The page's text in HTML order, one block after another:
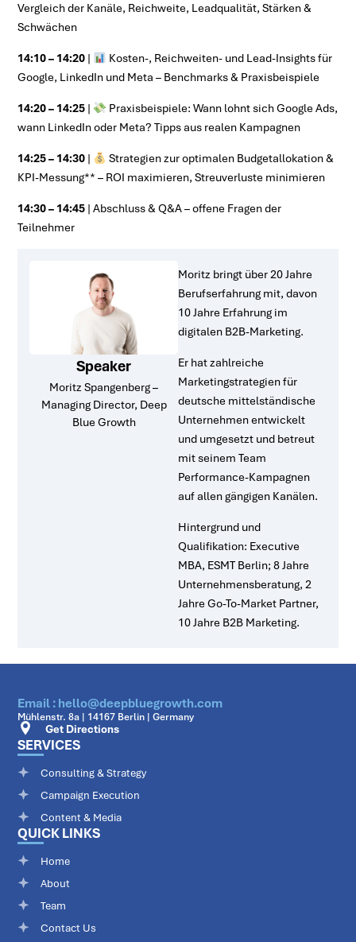
Vergleich der Kanäle, Reichweite, Leadqualität, Stärken &
Schwächen
14:10 – 14:20 |
Kosten-, Reichweiten- und Lead-Insights für
Google, LinkedIn und Meta – Benchmarks & Praxisbeispiele
14:20 – 14:25 |
Praxisbeispiele: Wann lohnt sich Google Ads,
wann LinkedIn oder Meta? Tipps aus realen Kampagnen
14:25 – 14:30 |
Strategien zur optimalen Budgetallokation &
KPI-Messung** – ROI maximieren, Streuverluste minimieren
14:30 – 14:45 | Abschluss & Q&A – offene Fragen der
Teilnehmer
Speaker
Moritz Spangenberg –
Managing Director, Deep
Blue Growth
Moritz bringt über 20 Jahre
Berufserfahrung mit, davon
10 Jahre Erfahrung im
digitalen B2B-Marketing.
Er hat zahlreiche
Marketingstrategien für
deutsche mittelständische
Unternehmen entwickelt
und umgesetzt und betreut
mit seinem Team
Performance-Kampagnen
auf allen gängigen Kanälen.
Hintergrund und
Qualifikation: Executive
MBA, ESMT Berlin; 8 Jahre
Unternehmensberatung, 2
Jahre Go-To-Market Partner,
10 Jahre B2B Marketing.
QUICK LINKS
Home
About
Team
Contact Us
SERVICES
Consulting & Strategy
Campaign Execution
Content & Media
Email : hello@deepbluegrowth.com
Mühlenstr. 8a | 14167 Berlin | Germany
Get Directions